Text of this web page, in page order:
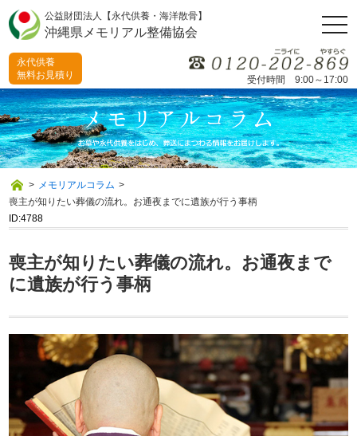
公益財団法人【永代供養・海洋散骨】
沖縄県メモリアル整備協会
受付時間 9:00～17:00
永代供養
無料お見積り
> メモリアルコラム >
喪主が知りたい葬儀の流れ。お通夜までに遺族が行う事柄
ID:4788
喪主が知りたい葬儀の流れ。お通夜まで
に遺族が行う事柄